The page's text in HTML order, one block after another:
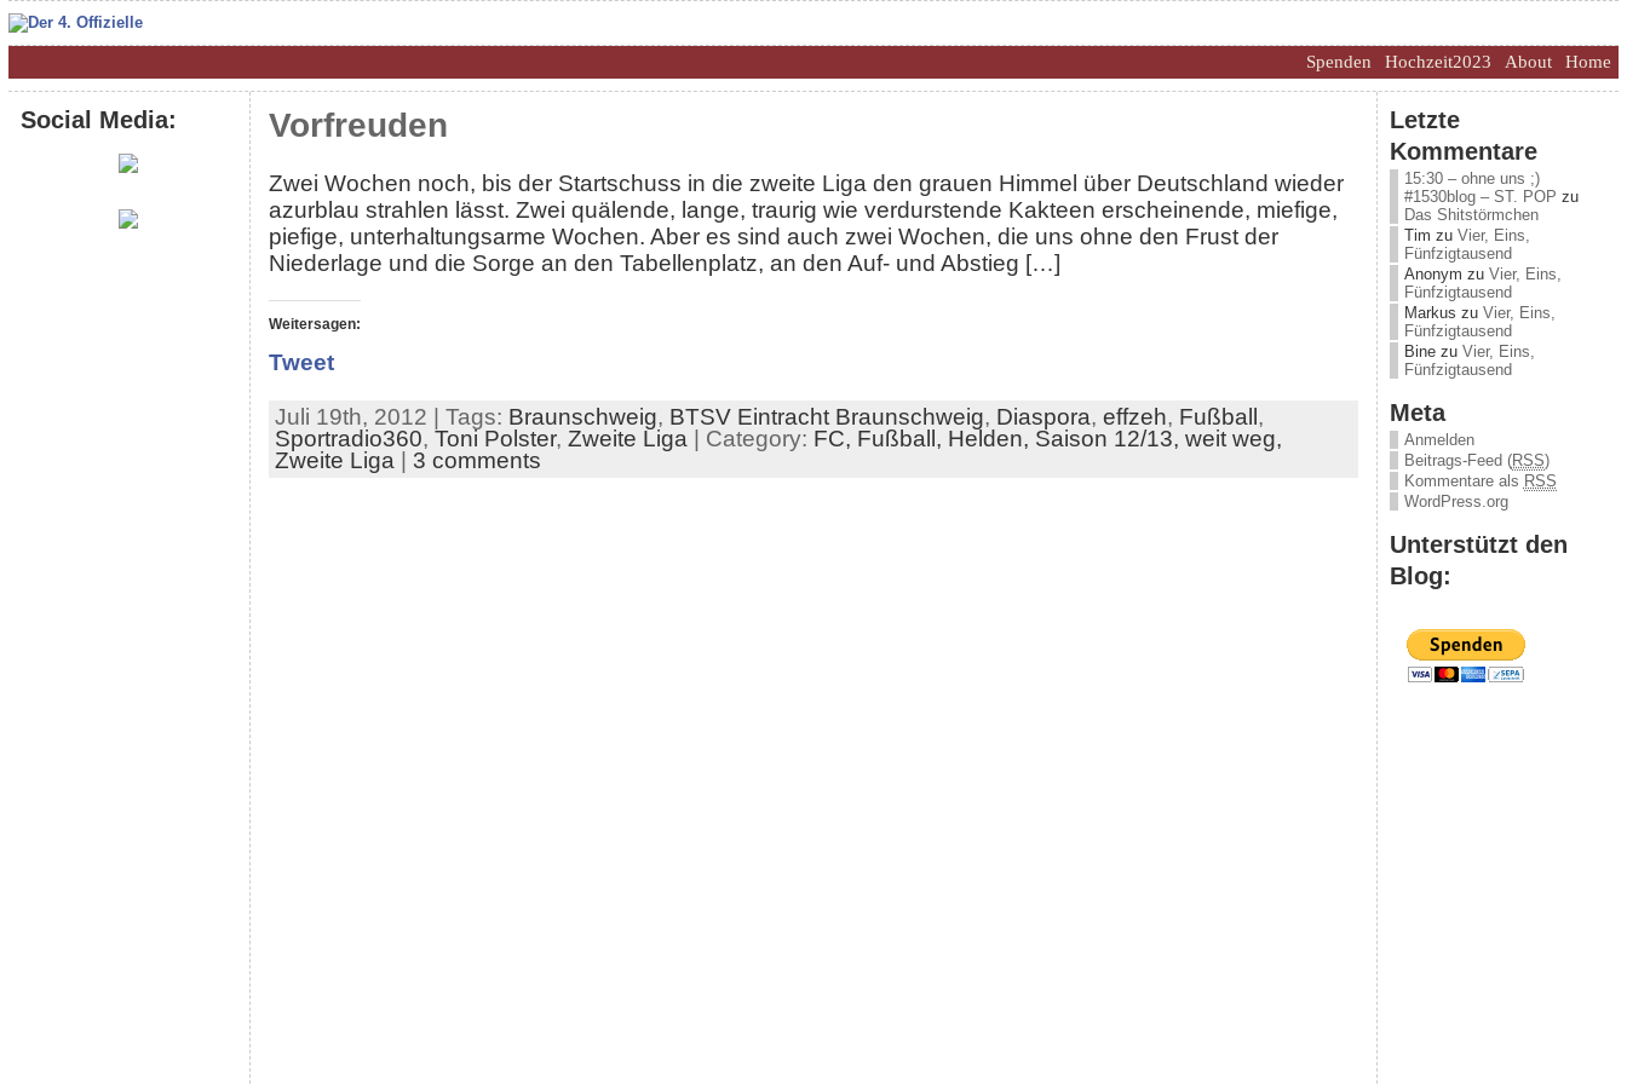
Home
About
Hochzeit2023
Spenden
Social Media: Vorfreuden
Zwei Wochen noch, bis der Startschuss in die zweite Liga den grauen Himmel über Deutschland wieder
azurblau strahlen lässt. Zwei quälende, lange, traurig wie verdurstende Kakteen erscheinende, miefige,
piefige, unterhaltungsarme Wochen. Aber es sind auch zwei Wochen, die uns ohne den Frust der
Niederlage und die Sorge an den Tabellenplatz, an den Auf- und Abstieg […]
Weitersagen:
Tweet
Juli 19th, 2012 | Tags: Braunschweig, BTSV Eintracht Braunschweig, Diaspora, effzeh, Fußball,
Sportradio360, Toni Polster, Zweite Liga | Category: FC, Fußball, Helden, Saison 12/13, weit weg,
Zweite Liga | 3 comments
Letzte
Kommentare
15:30 – ohne uns ;)
#1530blog – ST. POP zu
Das Shitstörmchen
Tim zu Vier, Eins,
Fünfzigtausend
Anonym zu Vier, Eins,
Fünfzigtausend
Markus zu Vier, Eins,
Fünfzigtausend
Binezu Vier, Eins,
Fünfzigtausend
Meta
Anmelden
Beitrags-Feed (RSS)
Kommentare als RSS
WordPress.org
Unterstützt den
Blog: